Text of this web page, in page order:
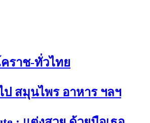
ราช-ทั่วไทย
ป สมุนไพร อาหาร ฯลฯ